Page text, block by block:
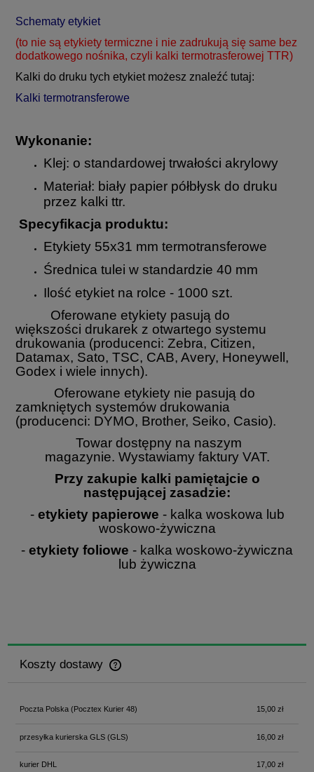
Schematy etykiet
(to nie są etykiety termiczne i nie zadrukują się same bez
dodatkowego nośnika, czyli kalki termotrasferowej TTR)
Kalki do druku tych etykiet możesz znaleźć tutaj:
Kalki termotransferowe
Wykonanie:
Klej: o standardowej trwałości akrylowy
Materiał: biały papier półbłysk do druku
przez kalki ttr.
Specyfikacja produktu:
Etykiety 55x31 mm termotransferowe
Średnica tulei w standardzie 40 mm
Ilość etykiet na rolce - 1000 szt.
Oferowane etykiety pasują do
większości drukarek z otwartego systemu
drukowania (producenci: Zebra, Citizen,
Datamax, Sato, TSC, CAB, Avery, Honeywell,
Godex i wiele innych).
Oferowane etykiety nie pasują do
zamkniętych systemów drukowania
(producenci: DYMO, Brother, Seiko, Casio).
Towar dostępny na naszym
magazynie. Wystawiamy faktury VAT.
Przy zakupie kalki pamiętajcie o
następującej zasadzie:
- etykiety papierowe - kalka woskowa lub
woskowo-żywiczna
- etykiety foliowe - kalka woskowo-żywiczna
lub żywiczna
Koszty dostawy
Cena nie zawiera ewentualnych kosztów płatności
Poczta Polska(Pocztex Kurier 48) 15,00 zł
przesyłka kurierska GLS(GLS) 16,00 zł
kurier DHL 17,00 zł